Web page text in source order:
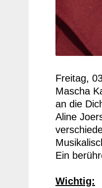
Freitag,
Mascha
an die
Aline
Ein
Wichtig: